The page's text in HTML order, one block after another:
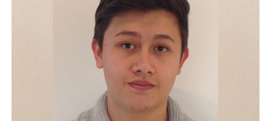
Finanzas y Comercio Internacional